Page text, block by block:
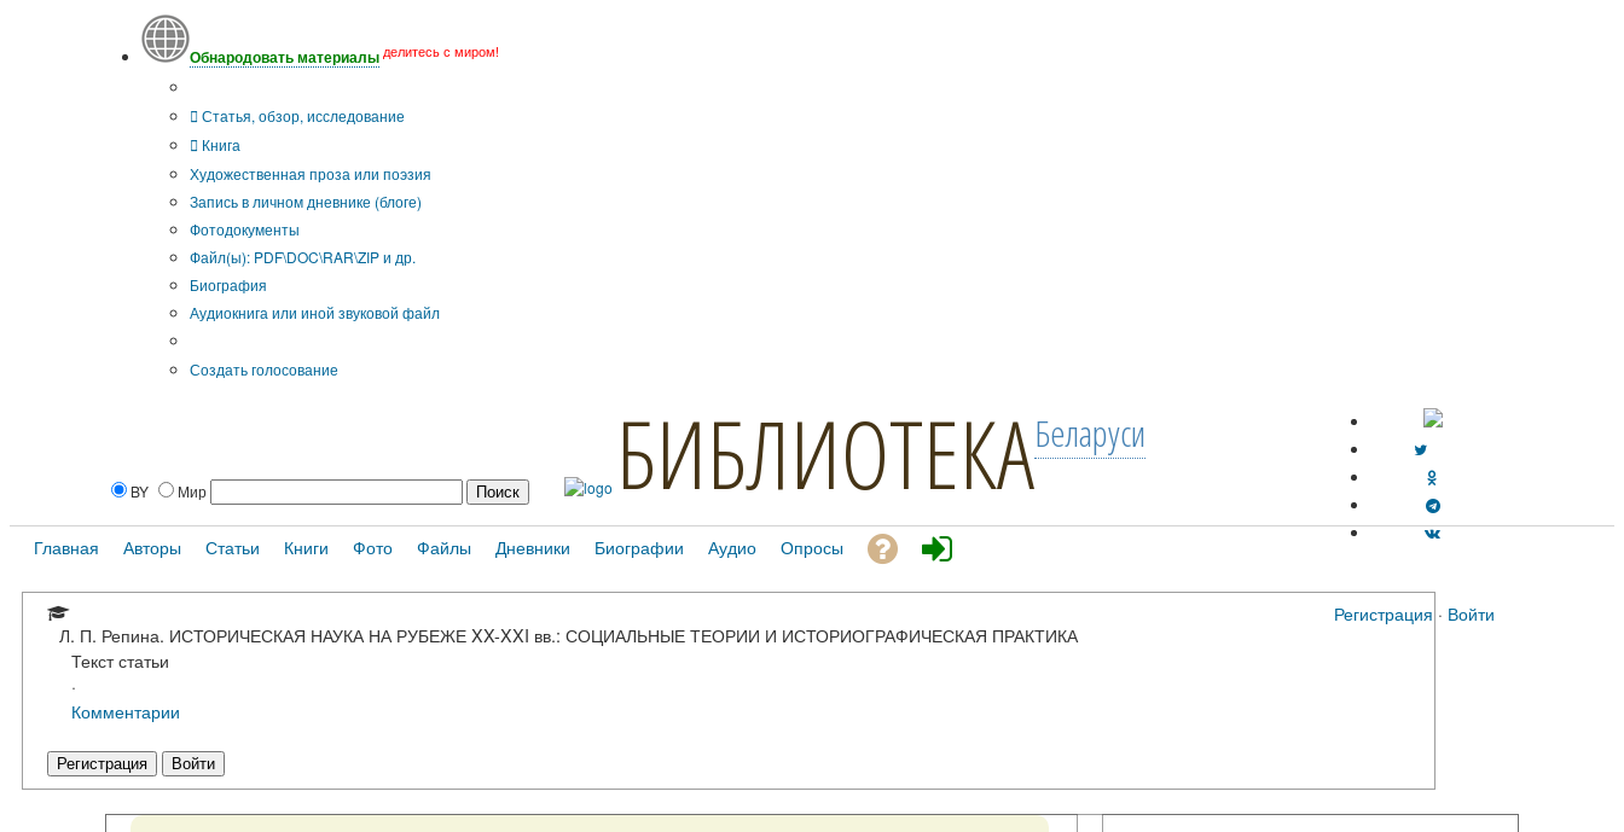
Обнародовать материалы делитесь с миром!
Статья, обзор, исследование
Книга
Художественная проза или поэзия
Запись в личном дневнике (блоге)
Фотодокументы
Файл(ы): PDF\DOC\RAR\ZIP и др.
Биография
Аудиокнига или иной звуковой файл
Создать голосование
BY Мир БИБЛИОТЕКАБеларуси
Регистрация · Войти
Главная Авторы Статьи Книги Фото Файлы Дневники Биографии Аудио Опросы
Л. П. Репина. ИСТОРИЧЕСКАЯ НАУКА НА РУБЕЖЕ XX-XXI вв.: СОЦИАЛЬНЫЕ ТЕОРИИ И ИСТОРИОГРАФИЧЕСКАЯ ПРАКТИКА
Текст статьи
·
Комментарии
Регистрация Войти